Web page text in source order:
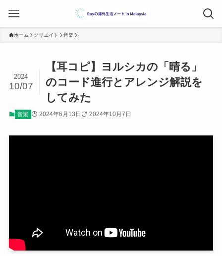
ホーム クリエイト 音楽
【耳コピ】ヨルシカの「晴る」
のコード進行とアレンジ解説を
してみた
2024
10/07
音楽 2024年6月13日 2024年10月7日